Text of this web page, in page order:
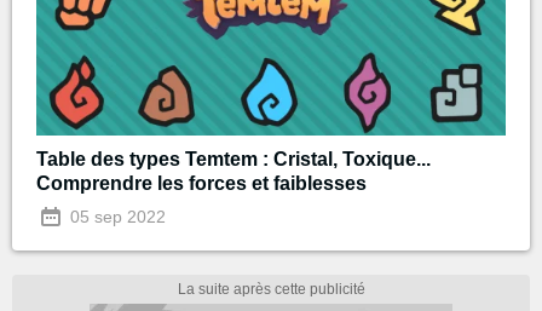
Table des types Temtem : Cristal, Toxique...
Comprendre les forces et faiblesses
05 sep 2022